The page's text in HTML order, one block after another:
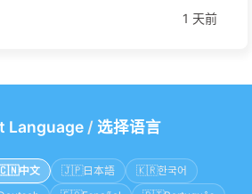
1 天前
Language/ 选择语言
中文 🇯🇵日本語 🇰🇷한국어